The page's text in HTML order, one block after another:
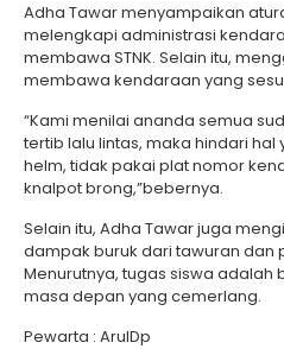
Adha Tawar menyampaikan
melengkapi administrasi
membawa STNK. Selain itu,
membawa kendaraan yang
“Kami menilai ananda semua
tertib lalu lintas, maka hindari hal
helm, tidak pakai plat nomor
knalpot brong,”bebernya.
Selain itu, Adha Tawar juga
dampak buruk dari tawuran dan
Menurutnya, tugas siswa
masa depan yang cemerlang.
Pewarta : ArulDp